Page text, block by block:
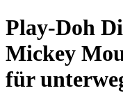
Play-Doh
Mickey
für